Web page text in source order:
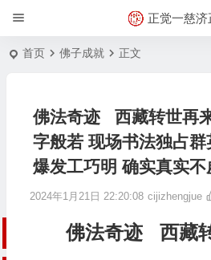
正觉一慈济
首页 佛子成就 正文
佛法奇迹 西藏转世再
字般若 现场书法独占
爆发工巧明 确实真实不
2024年1月21日 22:20:08 cijizhengjue
佛法奇迹 西藏